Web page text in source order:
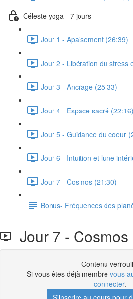
Céleste yoga - 7 jours
Jour 1 - Apaisement (26:39)
Jour 2 - Libération du stress
Jour 3 - Ancrage (25:33)
Jour 4 - Espace sacré (22:16)
Jour 5 - Guidance du coeur
Jour 6 - Intuition et lune
Jour 7 - Cosmos (21:30)
Bonus- Fréquences des
Jour 7 - Cosmos
Contenu
Si vous êtes déjà membre vous
connecter.
S'inscrire au cours pour